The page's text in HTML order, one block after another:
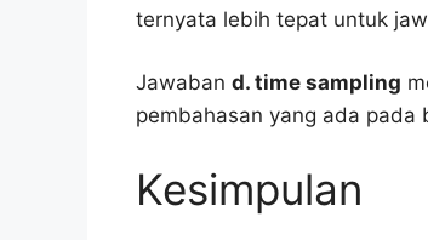
ternyata lebih tepat untuk
Jawaban d. time sampling
pembahasan yang ada pada
Kesimpulan